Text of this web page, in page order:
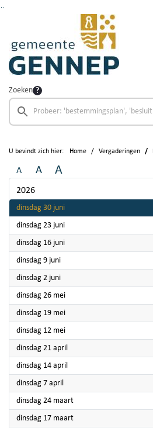
Zoeken
U bevindt zich hier: Home Vergaderingen
A A A
2026
dinsdag 30 juni2026
dinsdag 23 juni2026
dinsdag 16 juni2026
dinsdag 9 juni2026
dinsdag 2 juni2026
dinsdag 26 mei2026
dinsdag 19 mei2026
dinsdag 12 mei2026
dinsdag 21 april
dinsdag 14 april
dinsdag 7 april
dinsdag 24 maart2026
dinsdag 17 maart2026